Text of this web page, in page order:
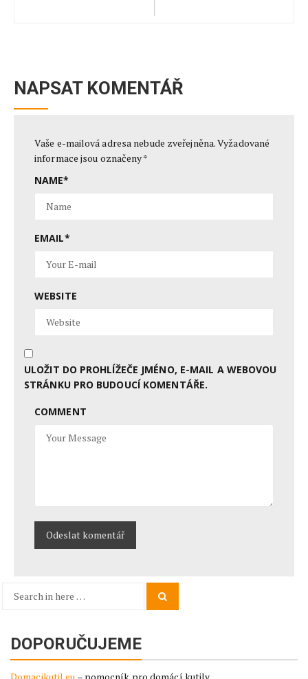
NAPSAT KOMENTÁŘ
Vaše e-mailová adresa nebude zveřejněna.Vyžadované
informace jsou označeny*
NAME*
EMAIL*
WEBSITE
ULOŽIT DO PROHLÍŽEČE JMÉNO, E-MAIL A WEBOVOU
STRÁNKU PRO BUDOUCÍ KOMENTÁŘE.
COMMENT
Search
DOPORUČUJEME
Domacikutil.eu – pomocník pro domácí kutily